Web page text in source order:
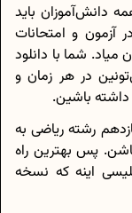
دانش‌آموزان باید
آزمون و امتحانات
میاد. شما با دانلود
در هر زمان و
باشین.
رشته ریاضی به
پس بهترین راه
اینه که نسخه